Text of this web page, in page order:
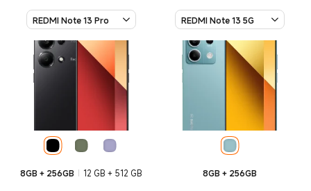
REDMI Note 13 Pro REDMI Note 13 5G
8GB + 256GB 12 GB + 512 GB 8GB + 256GB